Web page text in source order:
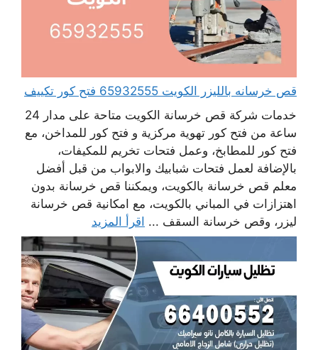
قص خرسانه بالليزر الكويت 65932555 فتح كور تكييف
خدمات شركة قص خرسانة الكويت متاحة على مدار 24
ساعة من فتح كور تهوية مركزية و فتح كور للمداخن، مع
فتح كور للمطابخ، وعمل فتحات تخريم للمكيفات،
بالإضافة لعمل فتحات شبابيك والابواب من قبل أفضل
معلم قص خرسانة بالكويت، ويمكننا قص خرسانة بدون
اهتزازات في المباني بالكويت، مع امكانية قص خرسانة
ليزر، وقص خرسانة السقف ... اقرأ المزيد